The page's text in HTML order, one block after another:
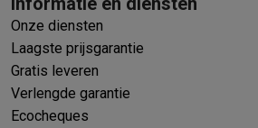
Onze diensten
Laagste prijsgarantie
Gratis leveren
Verlengde garantie
Ecocheques